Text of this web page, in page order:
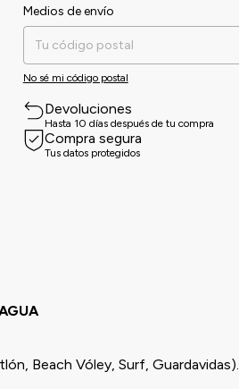
Entregas para el CP:
Medios de envío
No sé mi código postal
Devoluciones
Hasta 10 días después de tu compra
Compra segura
Tus datos protegidos
Beach Vóley, Surf, Guardavidas).